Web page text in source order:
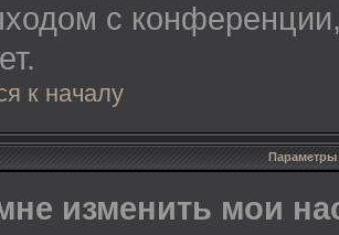
с
к началу
Параметры
изменить мои